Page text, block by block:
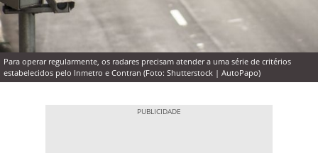
Para operar regularmente, os radares precisam atender a uma série de critérios
estabelecidos pelo Inmetro e Contran (Foto: Shutterstock | AutoPapo)